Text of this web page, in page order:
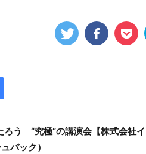
ろう “究極”の講演会【株式会社
バック）